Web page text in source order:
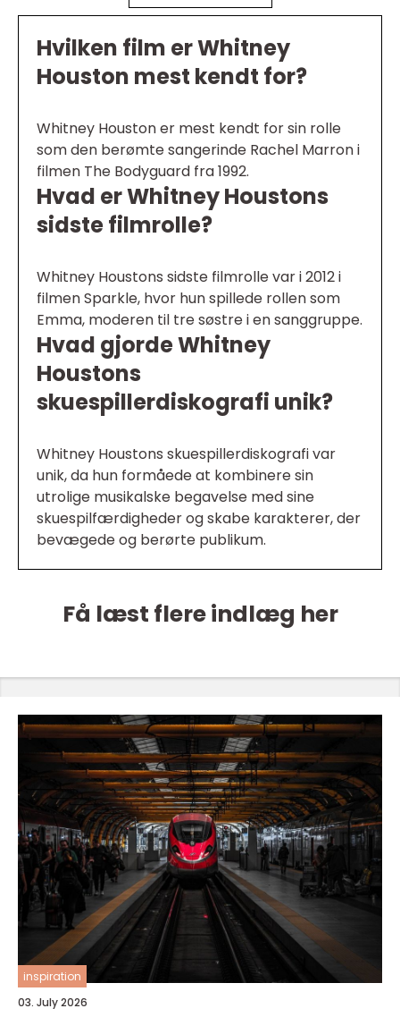
Hvilken film er Whitney
Houston mest kendt for?
Whitney Houston er mest kendt for sin rolle
som den berømte sangerinde Rachel Marron i
filmen The Bodyguard fra 1992.
Hvad er Whitney Houstons
sidste filmrolle?
Whitney Houstons sidste filmrolle var i 2012 i
filmen Sparkle, hvor hun spillede rollen som
Emma, moderen til tre søstre i en sanggruppe.
Hvad gjorde Whitney
Houstons
skuespillerdiskografi unik?
Whitney Houstons skuespillerdiskografi var
unik, da hun formåede at kombinere sin
utrolige musikalske begavelse med sine
skuespilfærdigheder og skabe karakterer, der
bevægede og berørte publikum.
Få læst flere indlæg her
inspiration
03. July 2026